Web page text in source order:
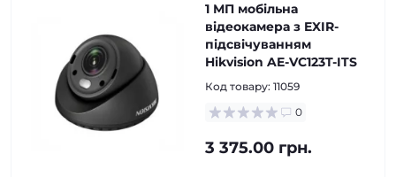
1 МП мобільна
відеокамера з EXIR-
підсвічуванням
Hikvision AE-VC123T-ITS
Код товару: 11059
0
3 375.00 грн.